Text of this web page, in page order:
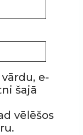
e-
šajā
vēlēšos